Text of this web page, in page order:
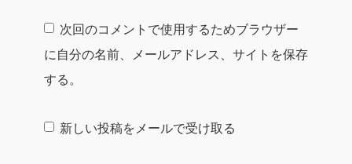
次回のコメントで使用するためブラウザー
に自分の名前、メールアドレス、サイトを保存
する。
新しい投稿をメールで受け取る